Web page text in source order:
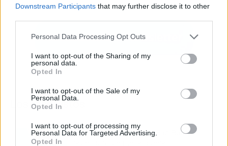
Downstream Participants that may further disclose it to other
Personal Data Processing Opt Outs
I want to opt-out of the Sharing of my
personal data.
Opted In
I want to opt-out of the Sale of my
Personal Data.
Opted In
I want to opt-out of processing my
Personal Data for Targeted Advertising.
Opted In
Los más vistos
Los 7 mejores discos de Bad Bunny,